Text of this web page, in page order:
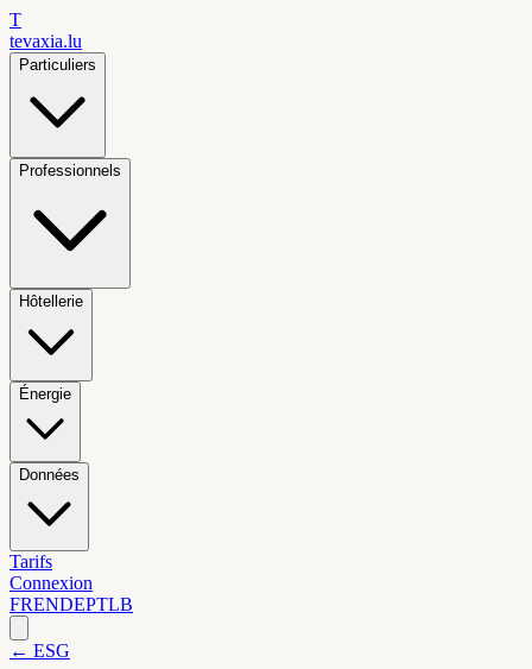
T
tevaxia.lu
Particuliers
Professionnels
Hôtellerie
Énergie
Données
Tarifs
Connexion
FRENDEPTLB
← ESG